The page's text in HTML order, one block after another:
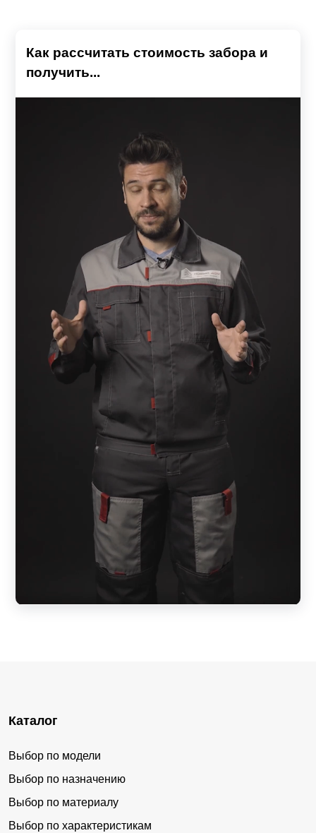
Как рассчитать стоимость забора и
получить...
Каталог
Выбор по модели
Выбор по назначению
Выбор по материалу
Выбор по характеристикам